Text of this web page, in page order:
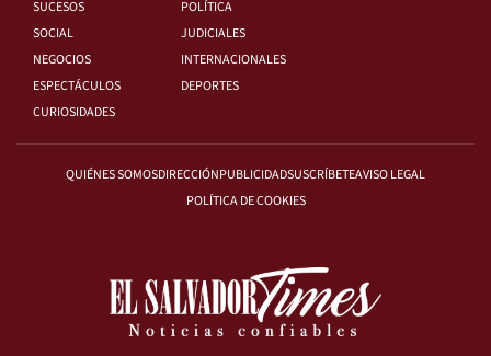
SUCESOS
POLÍTICA
SOCIAL
JUDICIALES
NEGOCIOS
INTERNACIONALES
ESPECTÁCULOS
DEPORTES
CURIOSIDADES
QUIÉNES SOMOSDIRECCIÓNPUBLICIDADSUSCRÍBETEAVISO LEGAL
POLÍTICA DE COOKIES